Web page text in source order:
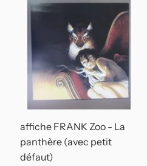
affiche FRANK Zoo - La
panthère (avec petit
défaut)